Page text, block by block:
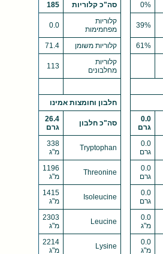
0% סה"כ קלוריות 185
39%
קלוריות
מפחמימות
0.0
61% קלוריות משומן
71.4
קלוריות
מחלבונים
113
חלבון וחומצות אמינו
0.0
גרם
סה"כ חלבון
26.4
גרם
0.0
גרם
Tryptophan
338
מ"ג
0.0
גרם
Threonine
1196
מ"ג
0.0
גרם
Isoleucine
1415
מ"ג
0.0
מ"ג
Leucine
2303
מ"ג
0.0
מ"ג
Lysine
2214
מ"ג